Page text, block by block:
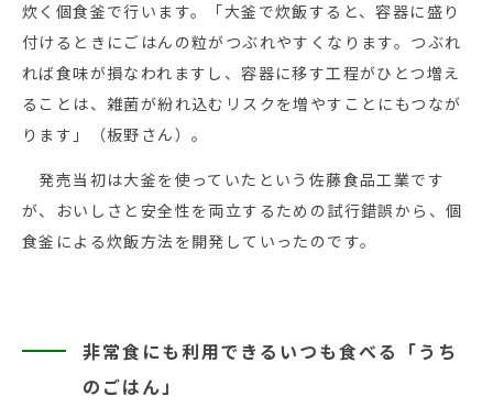
炊く個食釜で行います。「大釜で炊飯すると、容器に盛り
付けるときにごはんの粒がつぶれやすくなります。つぶれ
れば食味が損なわれますし、容器に移す工程がひとつ増え
ることは、雑菌が紛れ込むリスクを増やすことにもつなが
ります」（板野さん）。
発売当初は大釜を使っていたという佐藤食品工業です
が、おいしさと安全性を両立するための試行錯誤から、個
食釜による炊飯方法を開発していったのです。
非常食にも利用できるいつも食べる「うち
のごはん」